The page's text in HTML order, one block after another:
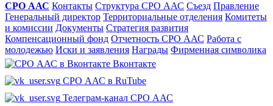
СРО ААС Контакты Структура СРО ААС Съезд Правление
Генеральный директор Территориальные отделения Комитеты
и комиссии Документы Стратегия развития
Компенсационный фонд Отчетность СРО ААС Работа с
молодежью Иски и заявления Награды Фирменная символика
Вконтакте
СРО ААС в RuTube
Телеграм-канал СРО ААС